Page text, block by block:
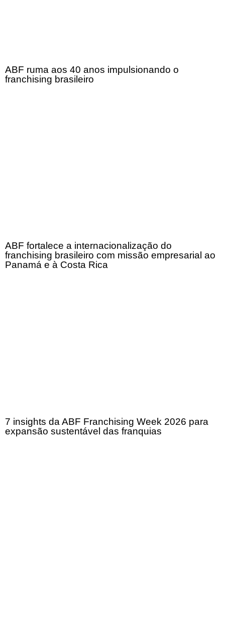
ABF ruma aos 40 anos impulsionando o
franchising brasileiro
ABF fortalece a internacionalização do
franchising brasileiro com missão empresarial ao
Panamá e à Costa Rica
7 insights da ABF Franchising Week 2026 para
expansão sustentável das franquias